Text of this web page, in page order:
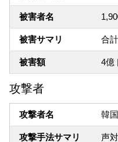
被害者名
被害サマリ 合
被害額 4億
攻撃者
攻撃者名 韓
攻撃手法サマリ 声